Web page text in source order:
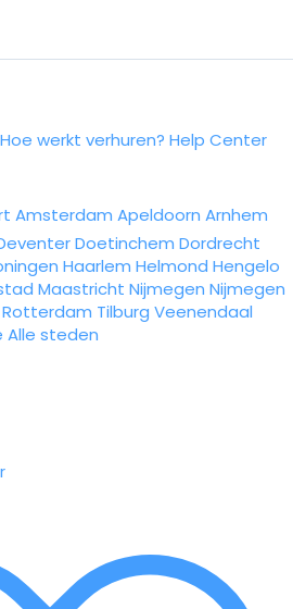
Hoe werkt verhuren? Help Center
Amsterdam Apeldoorn Arnhem
Doetinchem Dordrecht
Haarlem Helmond Hengelo
Maastricht Nijmegen Nijmegen
Rotterdam Tilburg Veenendaal
Alle steden